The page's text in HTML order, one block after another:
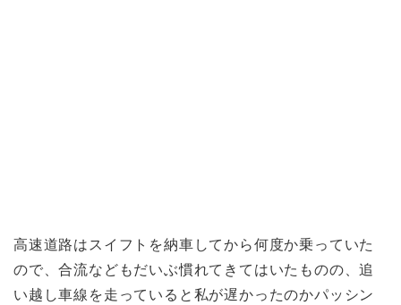
高速道路はスイフトを納車してから何度か乗っていた
ので、合流などもだいぶ慣れてきてはいたものの、追
い越し車線を走っていると私が遅かったのかパッシン